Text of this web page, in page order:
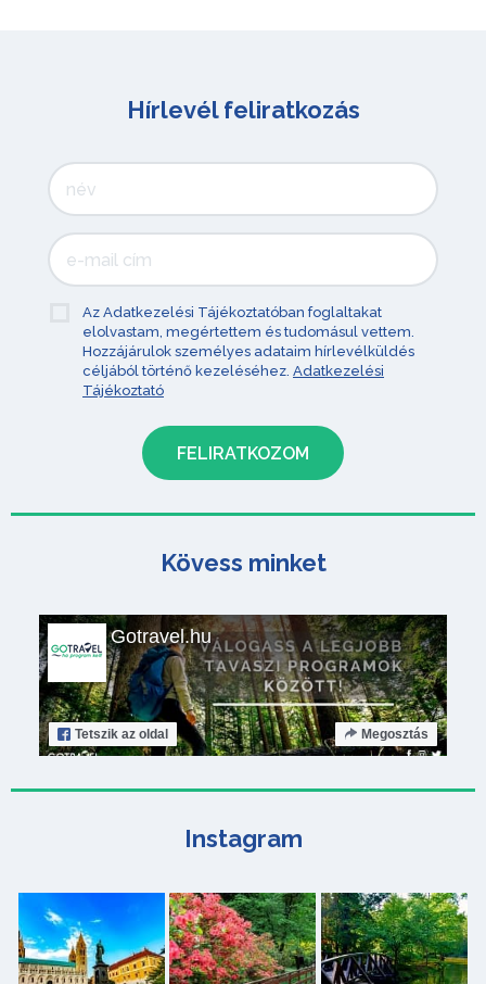
Hírlevél feliratkozás
Az Adatkezelési Tájékoztatóban foglaltakat
elolvastam, megértettem és tudomásul vettem.
Hozzájárulok személyes adataim hírlevélküldés
céljából történő kezeléséhez. Adatkezelési
Tájékoztató
Kövess minket
Gotravel.hu
Tetszik az oldal Megosztás
Instagram